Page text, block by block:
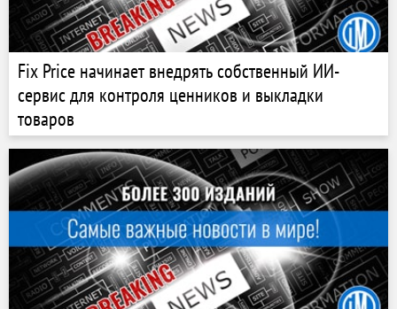
Fix Price начинает внедрять собственный ИИ-
сервис для контроля ценников и выкладки
товаров